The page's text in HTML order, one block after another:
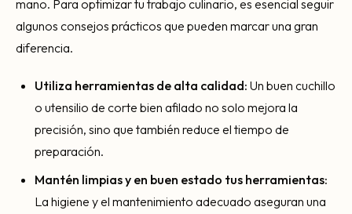
mano. Para optimizar tu trabajo culinario, es esencial seguir
algunos consejos prácticos que pueden marcar una gran
diferencia.
Utiliza herramientas de alta calidad: Un buen cuchillo
o utensilio de corte bien afilado no solo mejora la
precisión, sino que también reduce el tiempo de
preparación.
Mantén limpias y en buen estado tus herramientas:
La higiene y el mantenimiento adecuado aseguran una